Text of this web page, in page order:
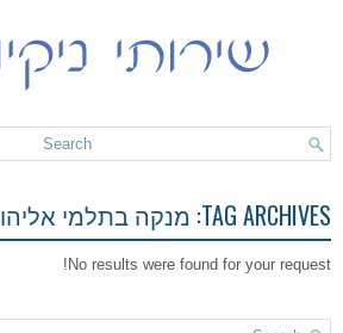
TAG ARCHIVES: מנקה בתלמי אליהו
No results were found for your request!